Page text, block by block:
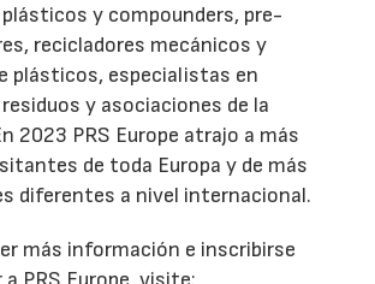
y compounders, pre-
recicladores mecánicos y
plásticos, especialistas en
y asociaciones de la
2023 PRS Europe atrajo a más
de toda Europa y de más
diferentes a nivel internacional.
más información e inscribirse